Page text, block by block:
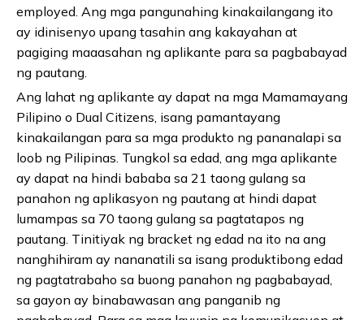
employed. Ang mga pangunahing kinakailangang ito
ay idinisenyo upang tasahin ang kakayahan at
pagiging maaasahan ng aplikante para sa pagbabayad
ng pautang.
Ang lahat ng aplikante ay dapat na mga Mamamayang
Pilipino o Dual Citizens, isang pamantayang
kinakailangan para sa mga produkto ng pananalapi sa
loob ng Pilipinas. Tungkol sa edad, ang mga aplikante
ay dapat na hindi bababa sa 21 taong gulang sa
panahon ng aplikasyon ng pautang at hindi dapat
lumampas sa 70 taong gulang sa pagtatapos ng
pautang. Tinitiyak ng bracket ng edad na ito na ang
nanghihiram ay nananatili sa isang produktibong edad
ng pagtatrabaho sa buong panahon ng pagbabayad,
sa gayon ay binabawasan ang panganib ng